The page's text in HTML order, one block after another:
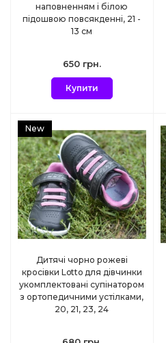
наповненням і білою
підошвою повсякденні, 21 -
13 см
650 грн.
Купити
New
Дитячі чорно рожеві
кросівки Lotto для дівчинки
укомплектовані супінатором
з ортопедичними устілками,
20, 21, 23, 24